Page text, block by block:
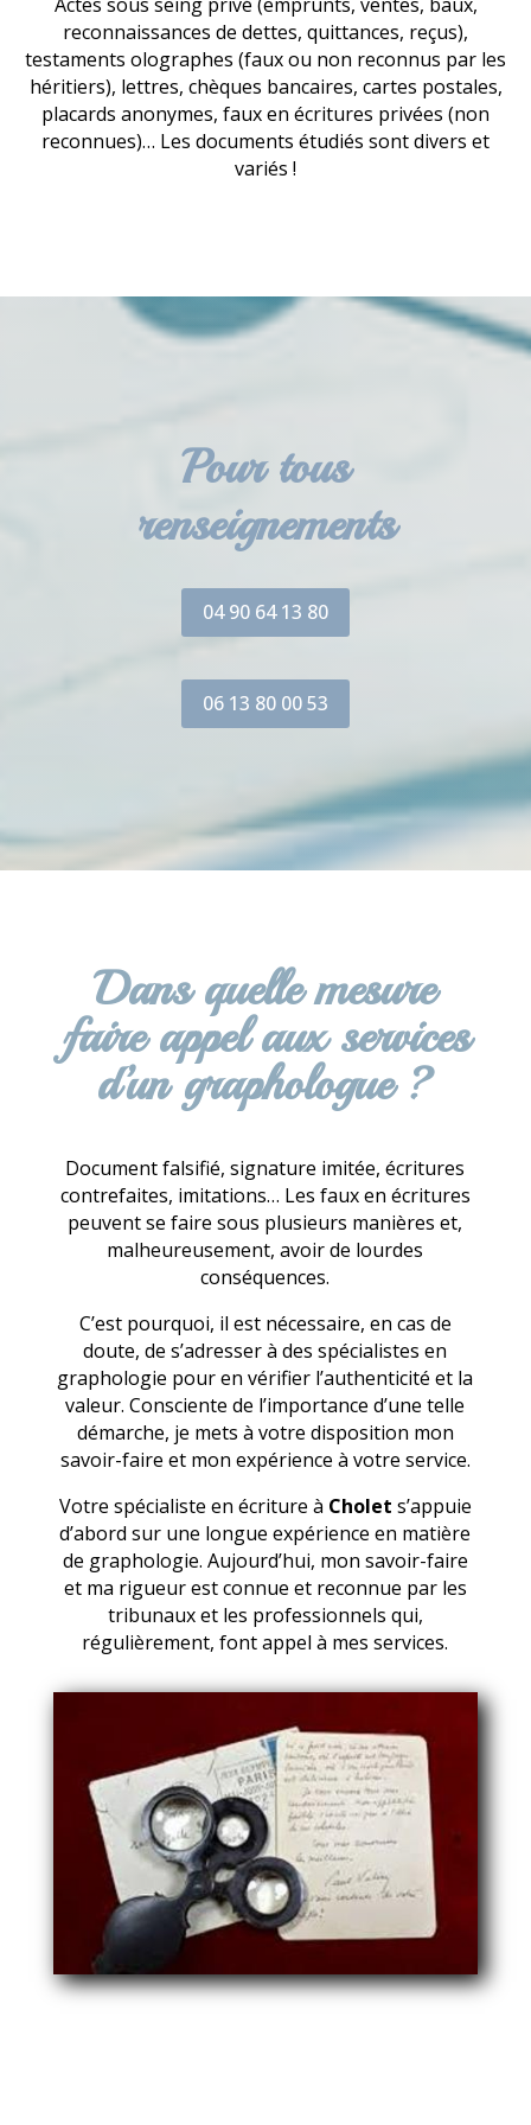
reconnaissances de dettes, quittances, reçus),
testaments olographes (faux ou non reconnus par les
héritiers), lettres, chèques bancaires, cartes postales,
placards anonymes, faux en écritures privées (non
reconnues)… Les documents étudiés sont divers et
variés !
Pour tous
renseignements
04 90 64 13 80
06 13 80 00 53
Dans quelle mesure
faire appel aux services
d’un graphologue ?
Document falsifié, signature imitée, écritures
contrefaites, imitations… Les faux en écritures
peuvent se faire sous plusieurs manières et,
malheureusement, avoir de lourdes
conséquences.
C’est pourquoi, il est nécessaire, en cas de
doute, de s’adresser à des spécialistes en
graphologie pour en vérifier l’authenticité et la
valeur. Consciente de l’importance d’une telle
démarche, je mets à votre disposition mon
savoir-faire et mon expérience à votre service.
Votre spécialiste en écriture à Cholet s’appuie
d’abord sur une longue expérience en matière
de graphologie. Aujourd’hui, mon savoir-faire
et ma rigueur est connue et reconnue par les
tribunaux et les professionnels qui,
régulièrement, font appel à mes services.